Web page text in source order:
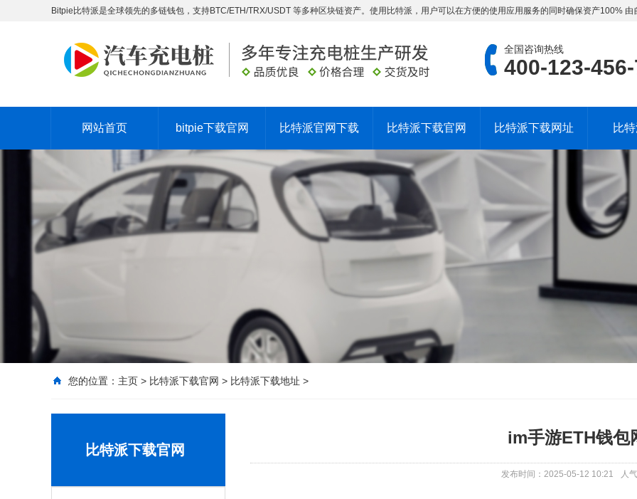
Bitpie比特派是全球领先的多链钱包，支持BTC/ETH/TRX/USDT 等多种区块链资产。使用比特派，用户可以在方便的使用应用服务的同时确保资产100% 由
全国咨询热线
400-123-
网站首页 bitpie下载官网 比特派官网下载 比特派下载官网 比特派下载网址 比
您的位置： 主页 > 比特派下载官网 > 比特派下载地址 >
比特派下载官网
im手游ETH钱包
发布时间：2025-05-12 10:21 人